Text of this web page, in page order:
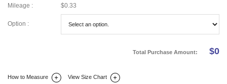
Mileage :
$0.33
Option :
Total Purchase Amount: $0
How to Measure View Size Chart